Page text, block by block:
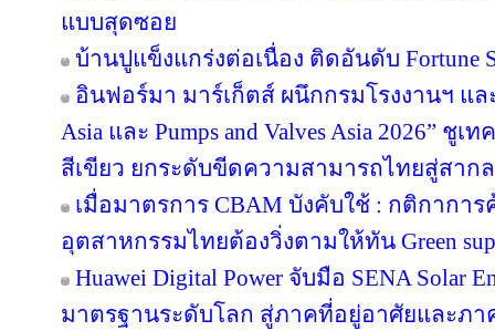
แบบสุดซอย
บ้านปูแข็งแกร่งต่อเนื่อง ติดอันดับ Fortune
อินฟอร์มา มาร์เก็ตส์ ผนึกกรมโรงงานฯ แ
Asia และ Pumps and Valves Asia 2026”
สีเขียว ยกระดับขีดความสามารถไทยสู่สากล
เมื่อมาตรการ CBAM บังคับใช้ : กติกากา
อุตสาหกรรมไทยต้องวิ่งตามให้ทัน Green
Huawei Digital Power จับมือ SENA Solar
มาตรฐานระดับโลก สู่ภาคที่อยู่อาศัยและภา